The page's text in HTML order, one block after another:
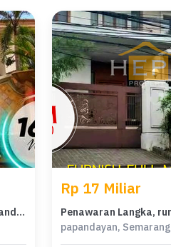
Hunian Elite di Kawasan papandayan, Semarang, LB 1500m², Harga 16 Miliar
Rp 17 Miliar
papandayan, Semarang